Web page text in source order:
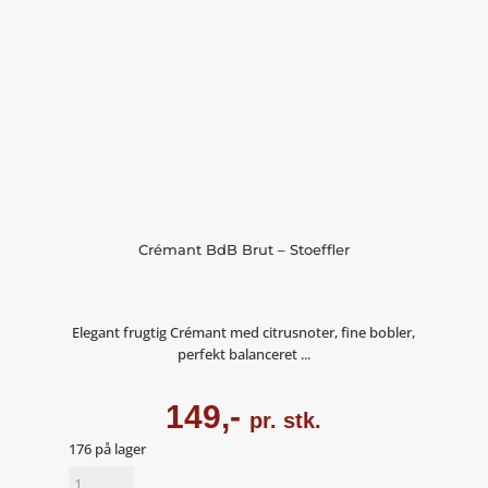
Crémant BdB Brut – Stoeffler
Elegant frugtig Crémant med citrusnoter, fine bobler,
perfekt balanceret ...
149,- pr. stk.
176 på lager
Crémant